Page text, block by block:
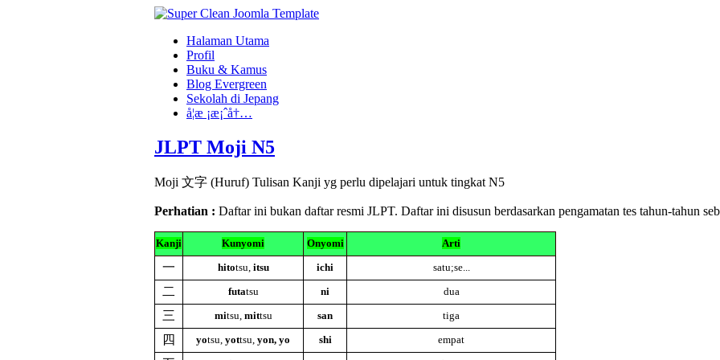
Halaman Utama
Profil
Buku & Kamus
Blog Evergreen
Sekolah di Jepang
å­¦æ ¡æ¡ˆå†…
JLPT Moji N5
Moji 文字 (Huruf) Tulisan Kanji yg perlu dipelajari untuk tingkat N5
Perhatian : Daftar ini bukan daftar resmi JLPT. Daftar ini disusun berdasarkan pengamatan tes tahun-tahun
Kanji Kunyomi Onyomi Arti
一 hitotsu, itsu ichi satu;se...
二 futatsu ni dua
三 mitsu, mittsu san tiga
四 yotsu, yottsu, yon, yo shi empat